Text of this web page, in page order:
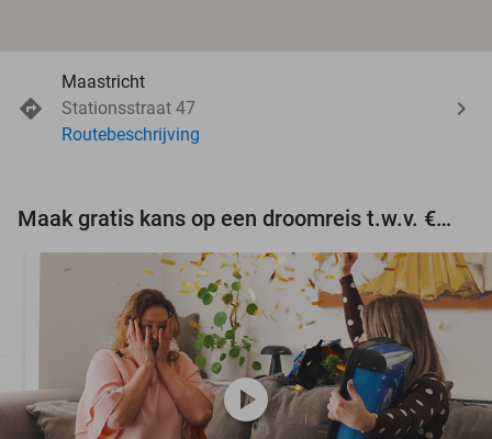
Maastricht
Stationsstraat 47
Routebeschrijving
Maak gratis kans op een droomreis t.w.v. €3.000!
play_circle